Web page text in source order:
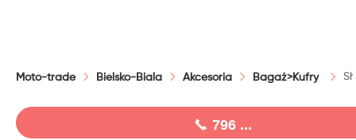
Moto-trade Bielsko-Biala Akcesoria Bagaż>Kufry
796 ...